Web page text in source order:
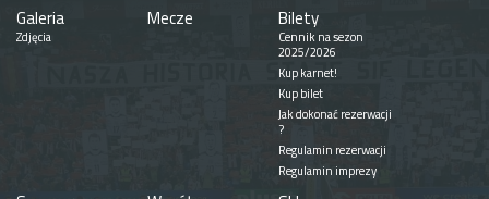
Galeria
Zdjęcia
Mecze Bilety
Cennik na sezon
2025/2026
Kup karnet!
Kup bilet
Jak dokonać rezerwacji
?
Regulamin rezerwacji
Regulamin imprezy